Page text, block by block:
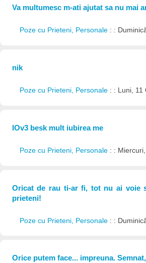
Va multumesc m-ati ajutat sa nu mai
Poze cu Prieteni, Personale : :
nik
Poze cu Prieteni, Personale : : Luni, 11
lOv3 besk mult iubirea me
Poze cu Prieteni, Personale : :
Oricat de rau ti-ar fi, tot nu ai voie
prieteni!
Poze cu Prieteni, Personale : :
Orice putem face... impreuna.